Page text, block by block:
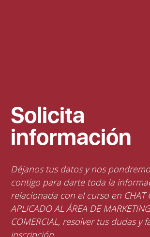
Solicita
información
Déjanos tus datos y nos
contigo para darte toda la
relacionada con el curso en CHAT
APLICADO AL ÁREA DE
COMERCIAL, resolver tus dudas y